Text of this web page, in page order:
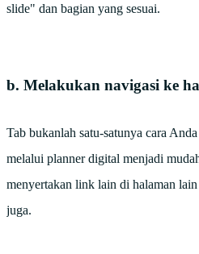
slide" dan bagian yang sesuai.
b. Melakukan navigasi ke
Tab bukanlah satu-satunya cara
melalui planner digital menjadi
menyertakan link lain di halaman
juga.